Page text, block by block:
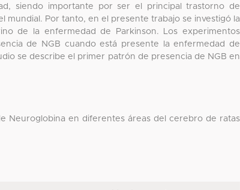
siendo importante por ser el principal trastorno de
mundial. Por tanto, en el presente trabajo se investigó la
de la enfermedad de Parkinson. Los experimentos
de NGB cuando está presente la enfermedad de
se describe el primer patrón de presencia de NGB en
Neuroglobina en diferentes áreas del cerebro de ratas